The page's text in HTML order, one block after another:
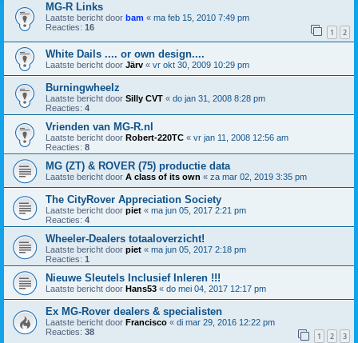
MG-R Links
Laatste bericht door bam « ma feb 15, 2010 7:49 pm
Reacties: 16 1 2
White Dails .... or own design....
Laatste bericht door Järv « vr okt 30, 2009 10:29 pm
Burningwheelz
Laatste bericht door Silly CVT « do jan 31, 2008 8:28 pm
Reacties: 4
Vrienden van MG-R.nl
Laatste bericht door Robert-220TC « vr jan 11, 2008 12:56 am
Reacties: 8
MG (ZT) & ROVER (75) productie data
Laatste bericht door A class of its own « za mar 02, 2019 3:35 pm
The CityRover Appreciation Society
Laatste bericht door piet « ma jun 05, 2017 2:21 pm
Reacties: 4
Wheeler-Dealers totaaloverzicht!
Laatste bericht door piet « ma jun 05, 2017 2:18 pm
Reacties: 1
Nieuwe Sleutels Inclusief Inleren !!!
Laatste bericht door Hans53 « do mei 04, 2017 12:17 pm
Ex MG-Rover dealers & specialisten
Laatste bericht door Francisco « di mar 29, 2016 12:22 pm
Reacties: 38 1 2 3